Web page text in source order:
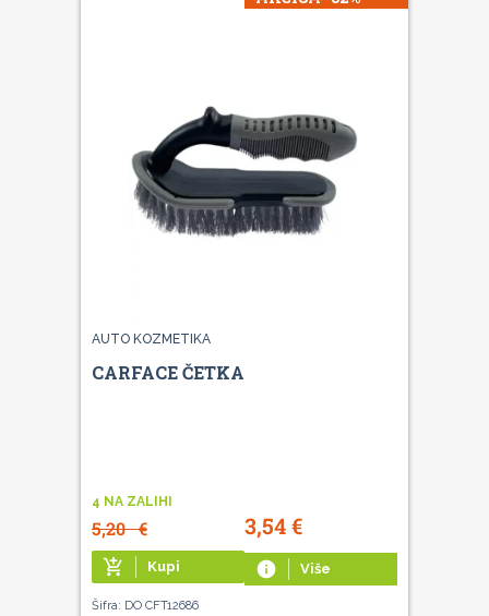
AUTO KOZMETIKA
CARFACE ČETKA
4 NA ZALIHI
5,20€ 3,54€
add_shopping_cart Kupi info Više
Šifra: DO CFT12686